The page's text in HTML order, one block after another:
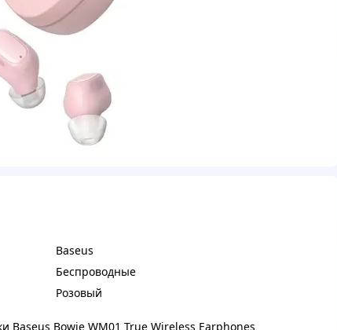
Baseus
Беспроводные
Розовый
Bowie WM01 True Wireless Earphones